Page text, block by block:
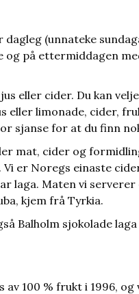
(unnateke
og på ettermiddagen
eller cider. Du kan
eller limonade, cider,
sjanse for at du finn
mat, cider og
er Noregs einaste
laga. Maten vi
kjem frå Tyrkia.
Balholm sjokolade
100 % frukt i 1996,